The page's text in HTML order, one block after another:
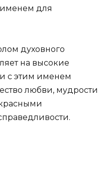
для
духовного
на высокие
с этим именем
любви, мудрости